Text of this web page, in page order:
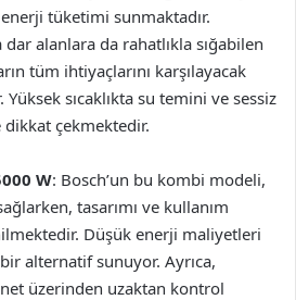
enerji tüketimi sunmaktadır.
dar alanlara da rahatlıkla sığabilen
tüm ihtiyaçlarını karşılayacak
sıcaklıkta su temini ve sessiz
dikkat çekmektedir.
W: Bosch’un bu kombi modeli,
tasarımı ve kullanım
Düşük enerji maliyetleri
alternatif sunuyor. Ayrıca,
üzerinden uzaktan kontrol